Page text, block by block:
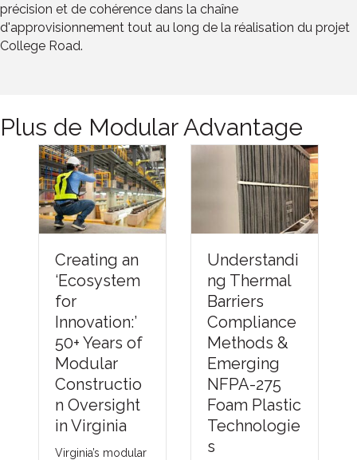
précision et de cohérence dans la chaîne
d'approvisionnement tout au long de la réalisation du projet
College Road.
Plus de Modular Advantage
Creating an
‘Ecosystem
for
Innovation:’
50+ Years of
Modular
Constructio
n Oversight
in Virginia
Virginia’s modular
Understandi
ng Thermal
Barriers
Compliance
Methods &
Emerging
NFPA-275
Foam Plastic
Technologie
s